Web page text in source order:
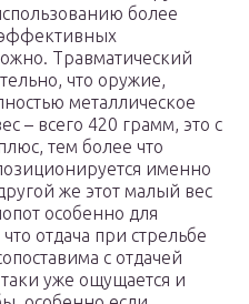
более
Травматический
что оружие,
металлическое
– всего 420 грамм, это с
тем более что
именно
же этот малый вес
особенно для
отдача при стрельбе
с отдачей
уже ощущается и